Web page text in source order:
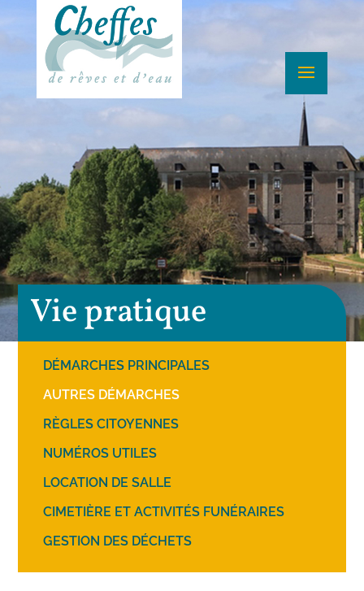
Vie pratique
DÉMARCHES PRINCIPALES
AUTRES DÉMARCHES
RÈGLES CITOYENNES
NUMÉROS UTILES
LOCATION DE SALLE
CIMETIÈRE ET ACTIVITÉS FUNÉRAIRES
GESTION DES DÉCHETS